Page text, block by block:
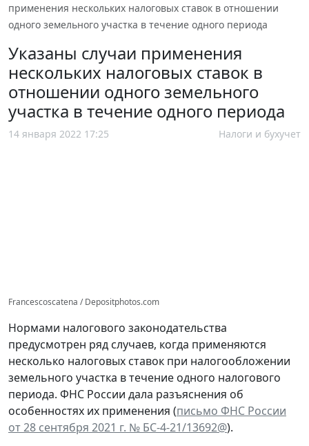
применения нескольких налоговых ставок в отношении
одного земельного участка в течение одного периода
Указаны случаи применения
нескольких налоговых ставок в
отношении одного земельного
участка в течение одного периода
14 января 2022 17:25 Налоги и бухучет
Francescoscatena / Depositphotos.com
Нормами налогового законодательства
предусмотрен ряд случаев, когда применяются
несколько налоговых ставок при налогообложении
земельного участка в течение одного налогового
периода. ФНС России дала разъяснения об
особенностях их применения (письмо ФНС России
от 28 сентября 2021 г. № БС-4-21/13692@).